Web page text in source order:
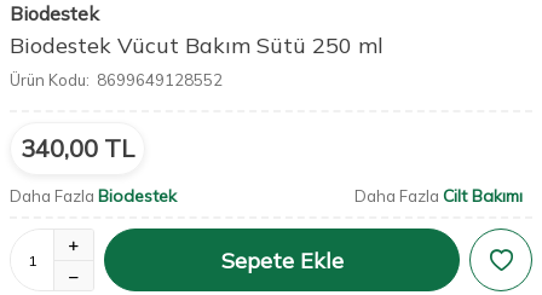
Biodestek
Biodestek Vücut Bakım Sütü 250 ml
Ürün Kodu: 8699649128552
340,00 TL
Daha Fazla Biodestek Daha Fazla Cilt Bakımı
Sepete Ekle